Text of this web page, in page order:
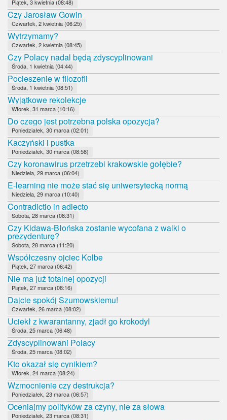
Piątek, 3 kwietnia (08:48)
Czy Jarosław Gowin
Czwartek, 2 kwietnia (06:25)
Wytrzymamy?
Czwartek, 2 kwietnia (08:45)
Czy Polacy nadal będą zdyscyplinowani
Środa, 1 kwietnia (04:44)
Pocieszenie w filozofii
Środa, 1 kwietnia (08:51)
Wyjątkowe rekolekcje
Wtorek, 31 marca (10:16)
Do czego jest potrzebna polska opozycja?
Poniedziałek, 30 marca (02:01)
Kaczyński i pustka
Poniedziałek, 30 marca (08:58)
Czy koronawirus przetrzebi krakowskie gołębie?
Niedziela, 29 marca (06:04)
E-learning nie może stać się uniwersytecką normą
Niedziela, 29 marca (10:40)
Contradictio in adiecto
Sobota, 28 marca (08:31)
Czy Kidawa-Błońska zostanie wycofana z walki o
prezydenturę?
Sobota, 28 marca (11:20)
Współczesny ojciec Kolbe
Piątek, 27 marca (06:42)
Nie ma już totalnej opozycji
Piątek, 27 marca (08:16)
Dajcie spokój Szumowskiemu!
Czwartek, 26 marca (08:02)
Uciekł z kwarantanny, zjadł go krokodyl
Środa, 25 marca (06:48)
Zdyscyplinowani Polacy
Środa, 25 marca (08:02)
Kto okazał się cynikiem?
Wtorek, 24 marca (08:24)
Wzmocnienie czy destrukcja?
Poniedziałek, 23 marca (06:57)
Oceniajmy polityków za czyny, nie za słowa
Poniedziałek, 23 marca (08:31)